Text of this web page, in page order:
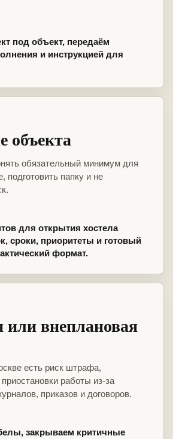
под объект, передаём
и инструкцией для
объекта
обязательный минимум для
подготовить папку и не
для открытия хостела
сроки, приоритеты и готовый
формат.
внеплановая
есть риск штрафа,
работы из-за
приказов и договоров.
закрываем критичные